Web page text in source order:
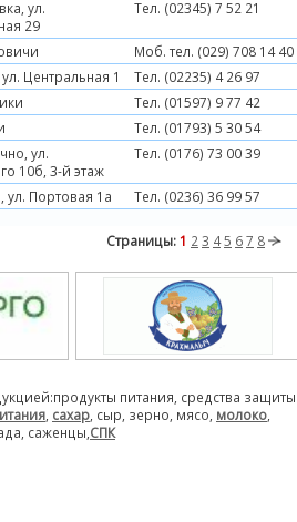
ул.
29
Тел. (02345) 7 52 21
Моб. тел. (029) 708 14 40
Центральная 1
Тел. (02235) 4 26 97
Тел. (01597) 9 77 42
Тел. (01793) 5 30 54
ул.
10б, 3-й этаж
Тел. (0176) 73 00 39
ул. Портовая 1а Тел. (0236) 36 99 57
Страницы: 1 2 3 45 67 8
питания, средства защиты
сахар , сыр, зерно, мясо, молоко
саженцы, СПК